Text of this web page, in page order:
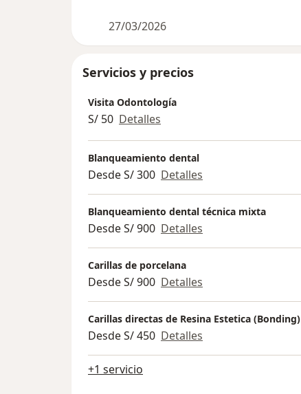
27/03/2026
Servicios y precios
Visita Odontología
S/ 50 Detalles
Blanqueamiento dental
Desde S/ 300 Detalles
Blanqueamiento dental técnica mixta
Desde S/ 900 Detalles
Carillas de porcelana
Desde S/ 900 Detalles
Carillas directas de Resina Estetica (Bonding)
Desde S/ 450 Detalles
+1 servicio